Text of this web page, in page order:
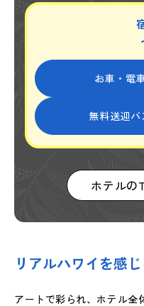
お車・電
無料送迎
ホテルの
リアルハワイを感
アートで彩られ、ホテル全